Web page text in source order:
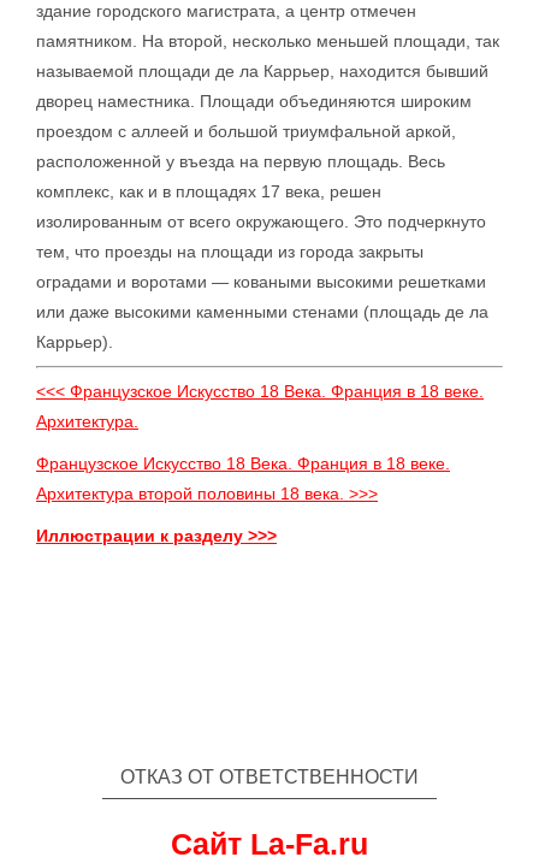
здание городского магистрата, а центр отмечен
памятником. На второй, несколько меньшей площади, так
называемой площади де ла Каррьер, находится бывший
дворец наместника. Площади объединяются широким
проездом с аллеей и большой триумфальной аркой,
расположенной у въезда на первую площадь. Весь
комплекс, как и в площадях 17 века, решен
изолированным от всего окружающего. Это подчеркнуто
тем, что проезды на площади из города закрыты
оградами и воротами — коваными высокими решетками
или даже высокими каменными стенами (площадь де ла
Каррьер).
<<< Французское Искусство 18 Века. Франция в 18 веке.
Архитектура.
Французское Искусство 18 Века. Франция в 18 веке.
Архитектура второй половины 18 века. >>>
Иллюстрации к разделу >>>
ОТКАЗ ОТ ОТВЕТСТВЕННОСТИ
Сайт La-Fa.ru